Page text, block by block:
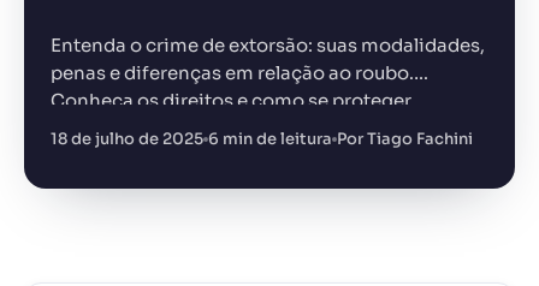
Entenda o crime de extorsão: suas modalidades,
penas e diferenças em relação ao roubo.
Conheça os direitos e como se proteger
18 de julho de 2025 6 min de leitura Por Tiago Fachini
+14.000 juristas